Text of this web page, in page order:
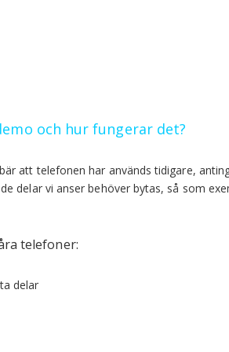
och hur fungerar det?
att telefonen har används tidigare,
delar vi anser behöver bytas, så som
telefoner:
delar